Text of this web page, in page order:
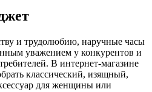
и трудолюбию, наручные часы
уважением у конкурентов и
В интернет-магазине
классический, изящный,
для женщины или